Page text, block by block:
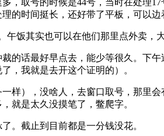
，取号的时候是44号，当时在处理
的时间挺长，还好带了平板，可以边
饭其实也可以在他们那里点外卖，
的话最好早点去，能少等很久。下
，我就是去开这个证明的）。
样），没啥人，去窗口取号，那里
就是太久没摸笔了，鳖爬字。
。截止到目前都是一分钱没花。